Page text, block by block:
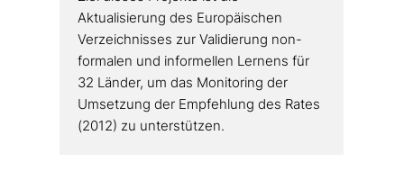
Aktualisierung des Europäischen
Verzeichnisses zur Validierung non-
formalen und infor­mel­len Lernens für
32 Länder, um das Monitoring der
Umsetzung der Empfehlung des Rates
(2012) zu unterstützen.